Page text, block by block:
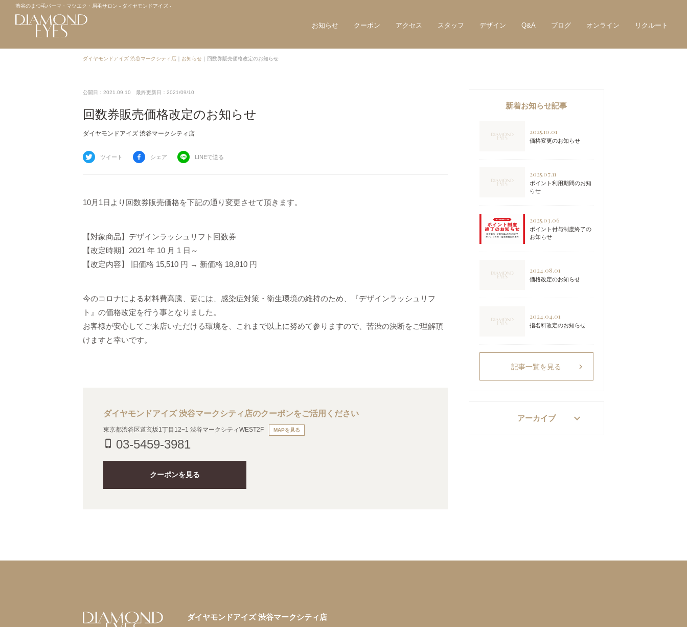
渋谷のまつ毛パーマ・マツエク・眉毛サロン - ダイヤモンドアイズ -
お知らせ クーポン アクセス スタッフ デザイン Q&A ブログ オンライン リクルート
ダイヤモンドアイズ 渋谷マークシティ店 お知らせ 回数券販売価格改定のお知らせ
公開日：2021.09.10 最終更新日：2021/09/10
回数券販売価格改定のお知らせ
ダイヤモンドアイズ 渋谷マークシティ店
ツイート シェア LINEで送る
10月1日より回数券販売価格を下記の通り変更させて頂きます。
【対象商品】デザインラッシュリフト回数券
【改定時期】2021 年 10 月 1 日～
【改定内容】 旧価格 15,510 円 → 新価格 18,810 円
今のコロナによる材料費高騰、更には、感染症対策・衛生環境の維持のため、『デザインラッシュリフ
ト』の価格改定を行う事となりました。
お客様が安心してご来店いただける環境を、これまで以上に努めて参りますので、苦渋の決断をご理解頂
けますと幸いです。
ダイヤモンドアイズ 渋谷マークシティ店のクーポンをご活用ください
東京都渋谷区道玄坂1丁目12−1 渋谷マークシティWEST2F MAPを見る
phone_iphone 03-5459-3981
クーポンを見る
新着お知らせ記事
2025.10.01
価格変更のお知らせ
2025.07.11
ポイント利用期間のお知
らせ
2025.03.06
ポイント付与制度終了の
お知らせ
2024.08.01
価格改定のお知らせ
2024.04.01
指名料改定のお知らせ
記事一覧を見る chevron_right
アーカイブ keyboard_arrow_down
ダイヤモンドアイズ 渋谷マークシティ店